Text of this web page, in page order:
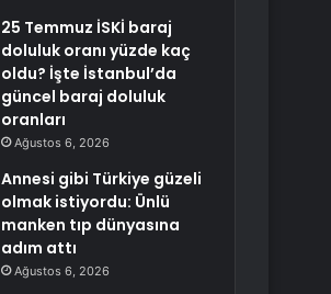
25 Temmuz İSKİ baraj
doluluk oranı yüzde kaç
oldu? İşte İstanbul’da
güncel baraj doluluk
oranları
Ağustos 6, 2026
Annesi gibi Türkiye güzeli
olmak istiyordu: Ünlü
manken tıp dünyasına
adım attı
Ağustos 6, 2026